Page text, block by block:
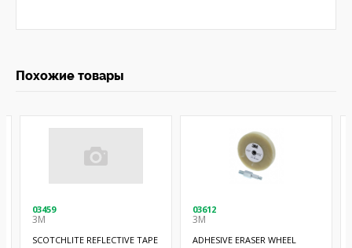
Похожие товары
03459
3M
SCOTCHLITE REFLECTIVE TAPE
03612
3M
ADHESIVE ERASER WHEEL